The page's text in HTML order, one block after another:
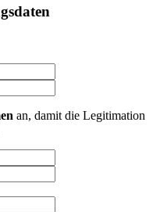
an, damit die Legitimation